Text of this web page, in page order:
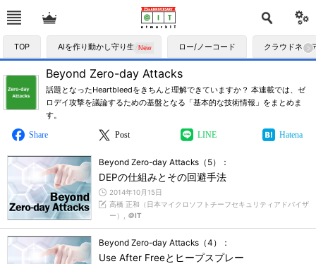
TOP AIを作り動かし守り生かす ロー/ノーコード クラウドネイ
Beyond Zero-day Attacks
話題となったHeartbleedをきちんと理解できていますか？ 本連載では、ゼ
ロデイ攻撃を議論するための基盤となる「基本的な技術情報」をまとめま
す。
Share
Post LINE Hatena
Beyond Zero-day Attacks（5）：
DEPの仕組みとその回避手法
2014年10月15日
高橋 正和（日本マイクロソフトチーフセキュリティアドバイザ
ー）, ＠IT
Beyond Zero-day Attacks（4）：
Use After Freeとヒープスプレー